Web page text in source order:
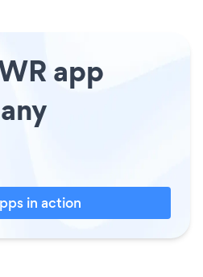
app
in action